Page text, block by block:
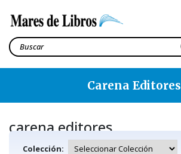
Carena Editores
carena editores
Colección: